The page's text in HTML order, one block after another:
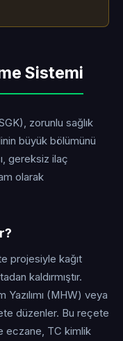
Sistemi
zorunlu sağlık
büyük bölümünü
gereksiz ilaç
olarak
projesiyle kağıt
kaldırmıştır.
(MHW) veya
düzenler. Bu reçete
eczane, TC kimlik